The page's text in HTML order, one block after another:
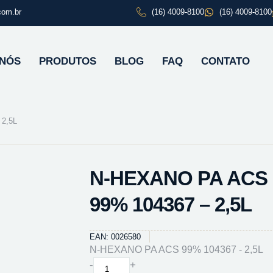
(16) 4009-8100 (16) 4009-8100
PRODUTOS BLOG FAQ CONTATO
N-HEXANO PA ACS
99% 104367 – 2,5L
EAN: 0026580
N-HEXANO PA ACS 99% 104367 - 2,5L
-
N-
+